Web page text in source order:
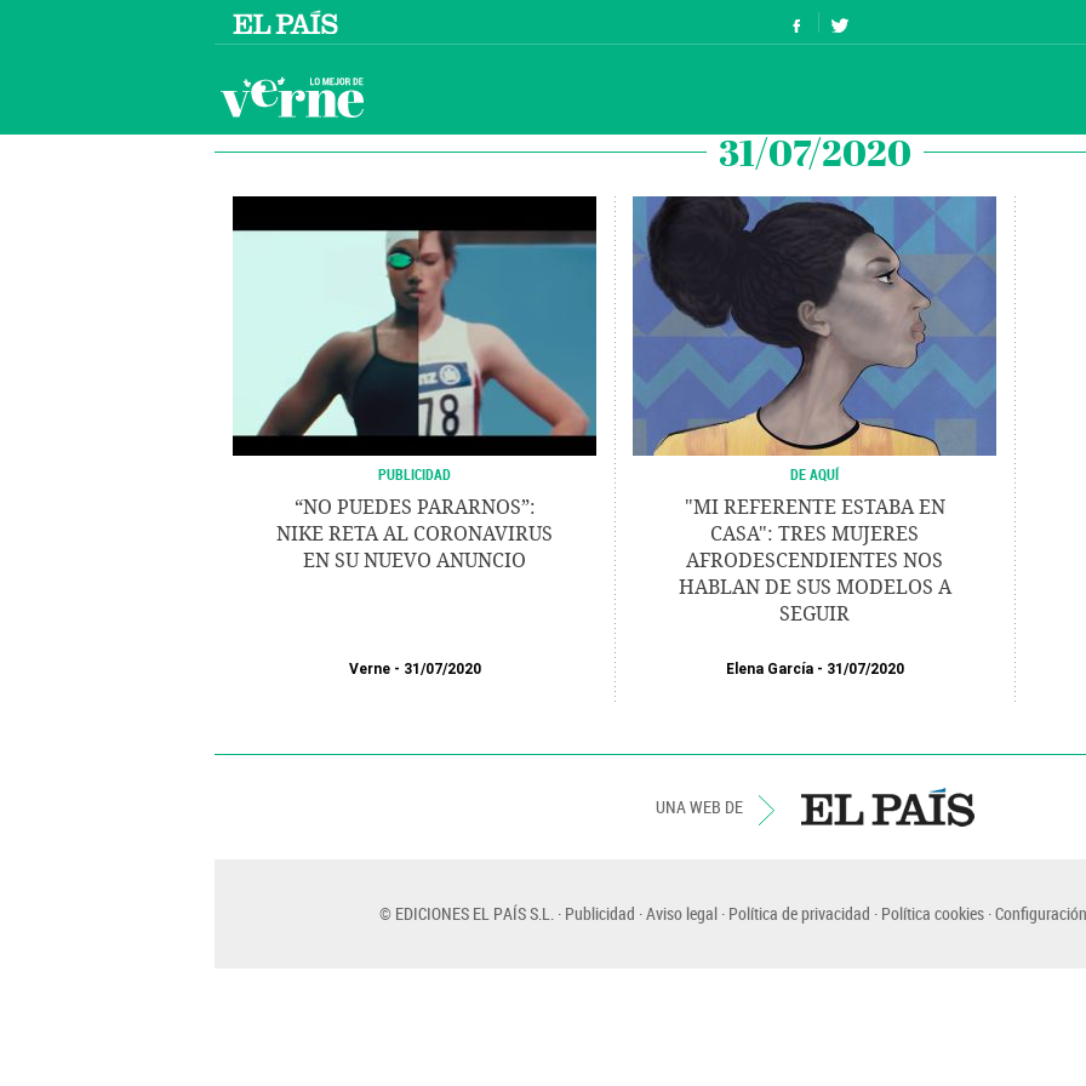
31/07/2020
PUBLICIDAD
“NO PUEDES PARARNOS”:
NIKE RETA AL CORONAVIRUS
EN SU NUEVO ANUNCIO
Verne 31/07/2020
DE AQUÍ
"MI REFERENTE ESTABA EN
CASA": TRES MUJERES
AFRODESCENDIENTES NOS
HABLAN DE SUS MODELOS A
SEGUIR
Elena García 31/07/2020
UNA WEB DE
© EDICIONES EL PAÍS S.L. Publicidad Aviso legal Política de privacidad Política cookies